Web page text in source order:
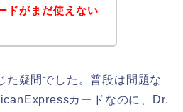
がまだ使えない
た疑問でした。普段は問題な
カードなのに、Dr.